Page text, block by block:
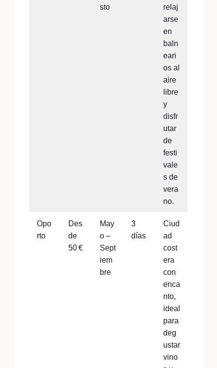
sto
relaj
arse
en
baln
eari
os al
aire
libre
y
disfr
utar
de
festi
vale
s de
vera
no.
Opo
rto
Des
de
50 €
May
o –
Sept
iem
bre
3
días
Ciud
ad
cost
era
con
enca
nto,
ideal
para
deg
ustar
vino